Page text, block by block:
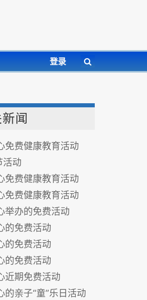
登录
闻
免费健康教育活动
活动
免费健康教育活动
免费健康教育活动
举办的免费活动
的免费活动
的免费活动
的免费活动
近期免费活动
的亲子“童”乐日活动